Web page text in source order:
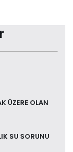
ÜZERE OLAN
SU SORUNU